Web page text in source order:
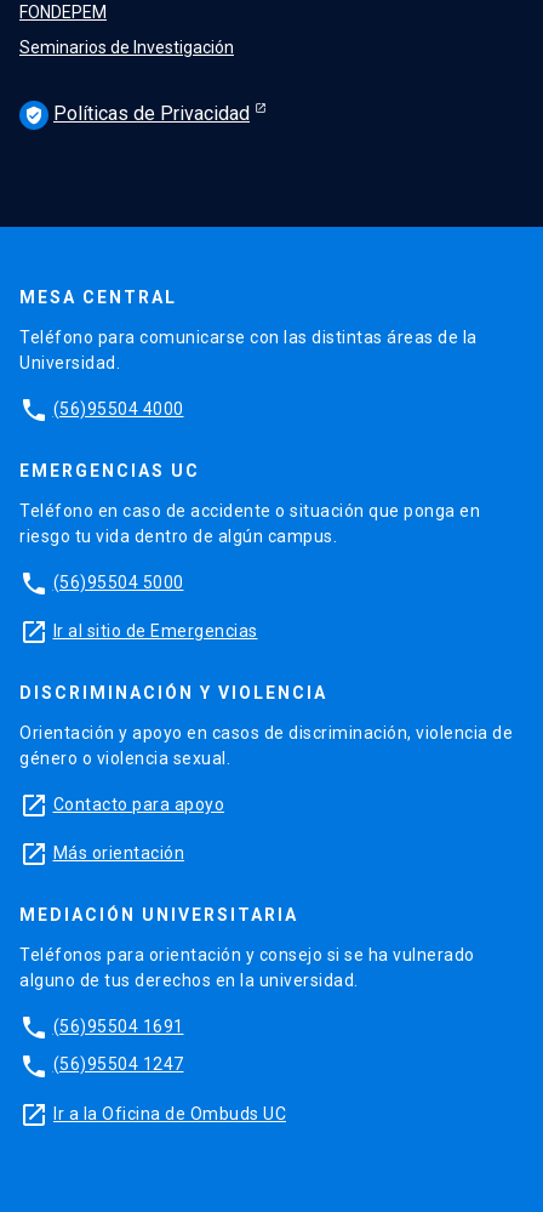
Ver más
FONDEPEM
Seminarios de Investigación
verified_user Políticas de Privacidad
MESA CENTRAL
Teléfono para comunicarse con las distintas áreas de la
Universidad.
phone (56)95504 4000
EMERGENCIAS UC
Teléfono en caso de accidente o situación que ponga en
riesgo tu vida dentro de algún campus.
phone (56)95504 5000
launch Ir al sitio de Emergencias
DISCRIMINACIÓN Y VIOLENCIA
Orientación y apoyo en casos de discriminación, violencia de
género o violencia sexual.
launch Contacto para apoyo
launch Más orientación
MEDIACIÓN UNIVERSITARIA
Teléfonos para orientación y consejo si se ha vulnerado
alguno de tus derechos en la universidad.
phone (56)95504 1691
phone (56)95504 1247
launch Ir a la Oficina de Ombuds UC